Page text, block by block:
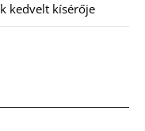
kedvelt kísérője